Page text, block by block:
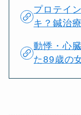
プロテイ
キ？鍼治
動悸・心
た89歳の